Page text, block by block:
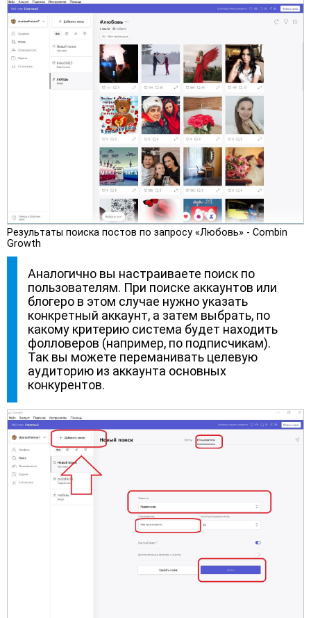
Результаты поиска постов по запросу «Любовь» - Combin
Growth
Аналогично вы настраиваете поиск по
пользователям. При поиске аккаунтов или
блогеро в этом случае нужно указать
конкретный аккаунт, а затем выбрать, по
какому критерию система будет находить
фолловеров (например, по подписчикам).
Так вы можете переманивать целевую
аудиторию из аккаунта основных
конкурентов.